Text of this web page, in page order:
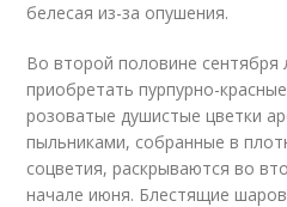
белесая из-за опушения.
Во второй половине сентября
приобретать пурпурно-
розоватые душистые цветки
пыльниками, собранные в
соцветия, раскрываются во
начале июня. Блестящие